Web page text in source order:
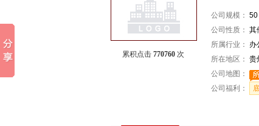
累积点击 770760 次
公司规模： 50
公司性质： 其
所属行业：
办
所在地区： 贵
公司地图：
公司福利：